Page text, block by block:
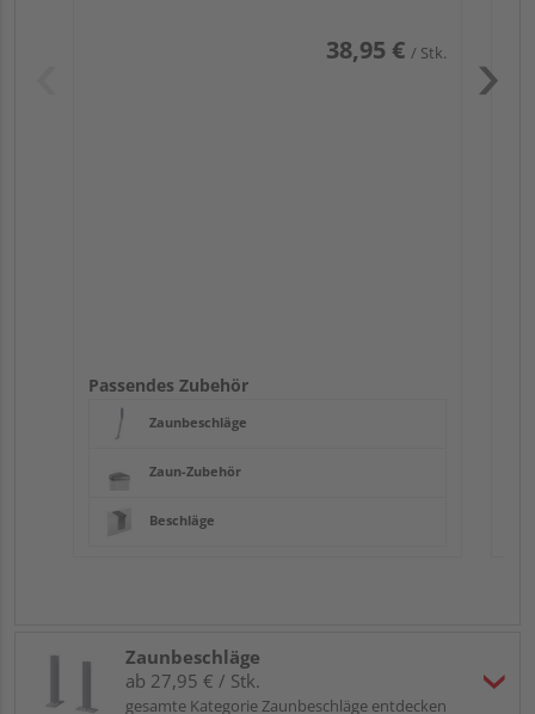
38,95 € / Stk.
Passendes Zubehör
Zaunbeschläge
Zaun-Zubehör
Beschläge
Zaunbeschläge
ab 27,95 € / Stk.
gesamte Kategorie Zaunbeschläge entdecken